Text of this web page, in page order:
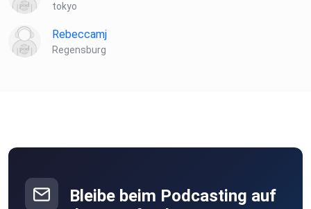
tokyo
Rebeccamj
Regensburg
Bleibe beim Podcasting auf